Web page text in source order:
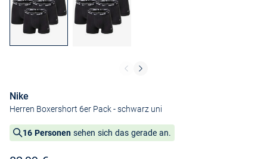
Nike
Herren Boxershort 6er Pack- schwarz uni
16 Personen sehen sich das gerade an.